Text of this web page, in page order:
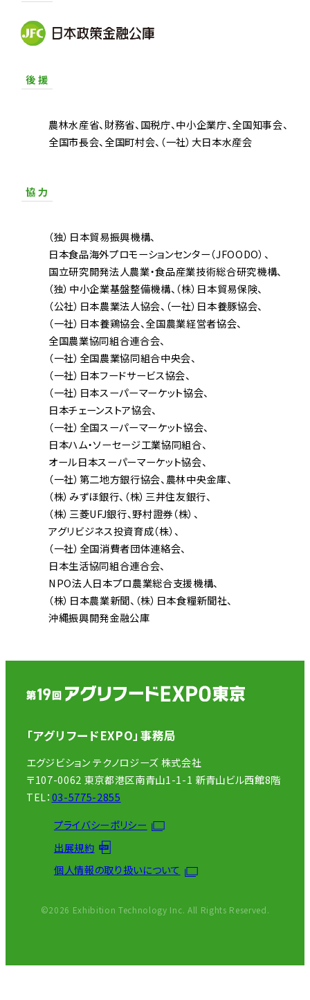
後 援
農林水産省 財務省 国税庁 中小企業庁 全国知事会
全国市長会 全国町村会 （一社）大日本水産会
協 力
（独）日本貿易振興機構
日本食品海外プロモーションセンター（JFOODO）
国立研究開発法人農業・食品産業技術総合研究機構
（独）中小企業基盤整備機構 （株）日本貿易保険
（公社）日本農業法人協会 （一社）日本養豚協会
（一社）日本養鶏協会 全国農業経営者協会
全国農業協同組合連合会
（一社）全国農業協同組合中央会
（一社）日本フードサービス協会
（一社）日本スーパーマーケット協会
日本チェーンストア協会
（一社）全国スーパーマーケット協会
日本ハム・ソーセージ工業協同組合
オール日本スーパーマーケット協会
（一社）第二地方銀行協会 農林中央金庫
（株）みずほ銀行 （株）三井住友銀行
（株）三菱UFJ銀行 野村證券（株）
アグリビジネス投資育成（株）
（一社）全国消費者団体連絡会
日本生活協同組合連合会
NPO法人日本プロ農業総合支援機構
（株）日本農業新聞 （株）日本食糧新聞社
沖縄振興開発金融公庫
「アグリフードEXPO」事務局
エグジビション テクノロジーズ 株式会社
〒107-0062 東京都港区南青山1-1-1 新青山ビル西館8階
TEL：03-5775-2855
プライバシーポリシー
出展規約
個人情報の取り扱いについて
©2026 Exhibition Technology Inc. All Rights Reserved.